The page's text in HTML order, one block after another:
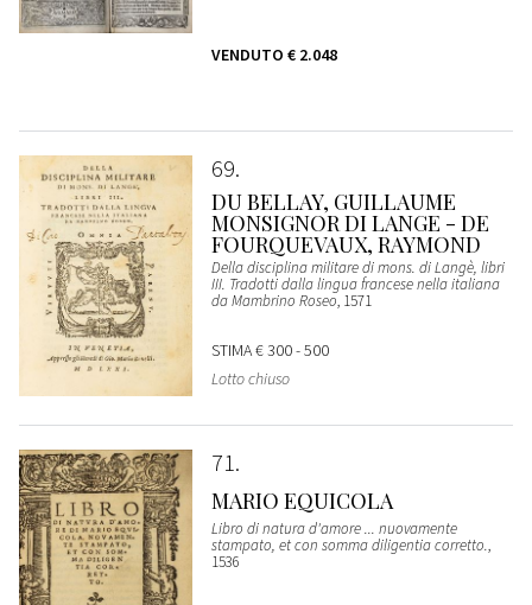
VENDUTO € 2.048
69
DU BELLAY, GUILLAUME
MONSIGNOR DI LANGE - DE
FOURQUEVAUX, RAYMOND
Della disciplina militare di mons. di Langè, libri
III. Tradotti dalla lingua francese nella italiana
da Mambrino Roseo, 1571
STIMA€ 300 - 500
Lotto chiuso
71
MARIO EQUICOLA
Libro di natura d'amore ... nuovamente
stampato, et con somma diligentia corretto.,
1536